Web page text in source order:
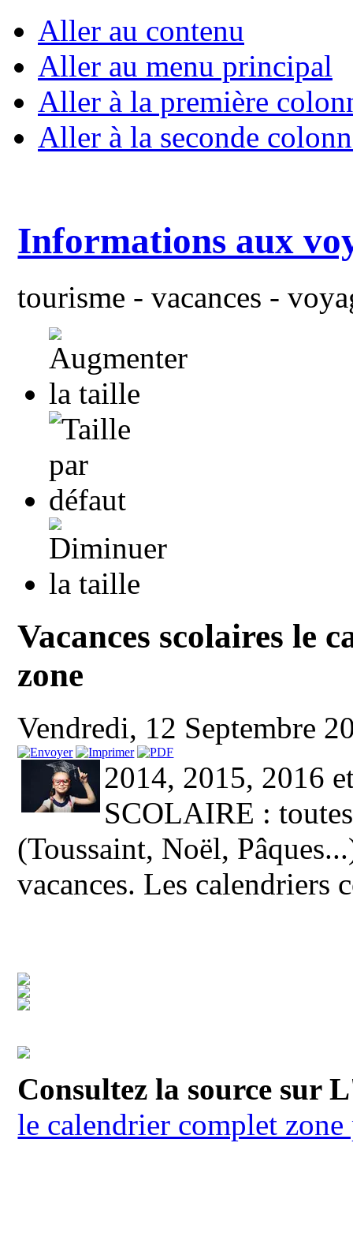
Aller au contenu
Aller au menu principal
Aller à la première
Aller à la seconde
Informations aux
tourisme - vacances -
Vacances scolaires le
zone
Vendredi, 12 Septembre
2014, 2015, 2016
SCOLAIRE : toutes
(Toussaint, Noël,
vacances. Les calendriers
Consultez la source sur
le calendrier complet zone